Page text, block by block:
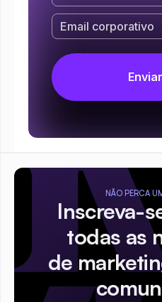
NÃO PERCA
Inscreva-
todas as
de